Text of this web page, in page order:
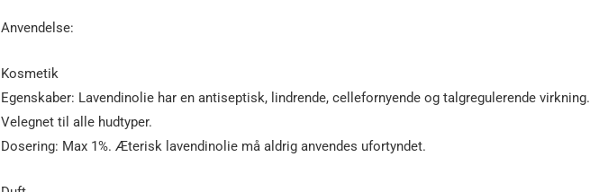
Anvendelse:
Kosmetik
Egenskaber: Lavendinolie har en antiseptisk, lindrende, cellefornyende og talgregulerende virkning.
Velegnet til alle hudtyper.
Dosering: Max 1%. Æterisk lavendinolie må aldrig anvendes ufortyndet.